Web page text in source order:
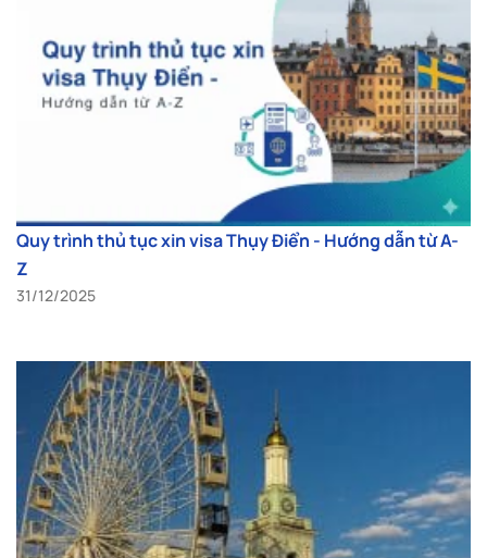
Quy trình thủ tục xin visa Thụy Điển - Hướng dẫn từ A-
Z
31/12/2025